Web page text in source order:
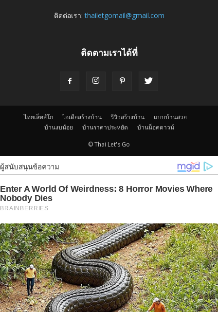
ติดต่อเรา:thailetgomail@gmail.com
ติดตามเราได้ที่
ไทยเล็ทส์โก ไอเดียสร้างบ้าน รีวิวสร้างบ้าน
แบบบ้านสวย
บ้านงบน้อย
บ้านราคาประหยัด บ้านน็อคดาวน์
© Thai Let's Go